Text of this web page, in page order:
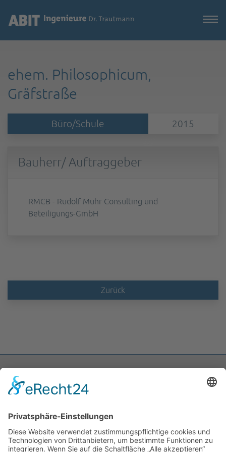
ehem. Philosophicum,
Gräfstraße
Büro/Schule 2015
Bauherr/ Auftraggeber
RMCB - Rudolf Muhr Consulting und
Beteiligungs-GmbH
Zurück
ABIT Ingenieure Dr. Trautmann GmbH
Marlene-Dietrich-Allee 14A